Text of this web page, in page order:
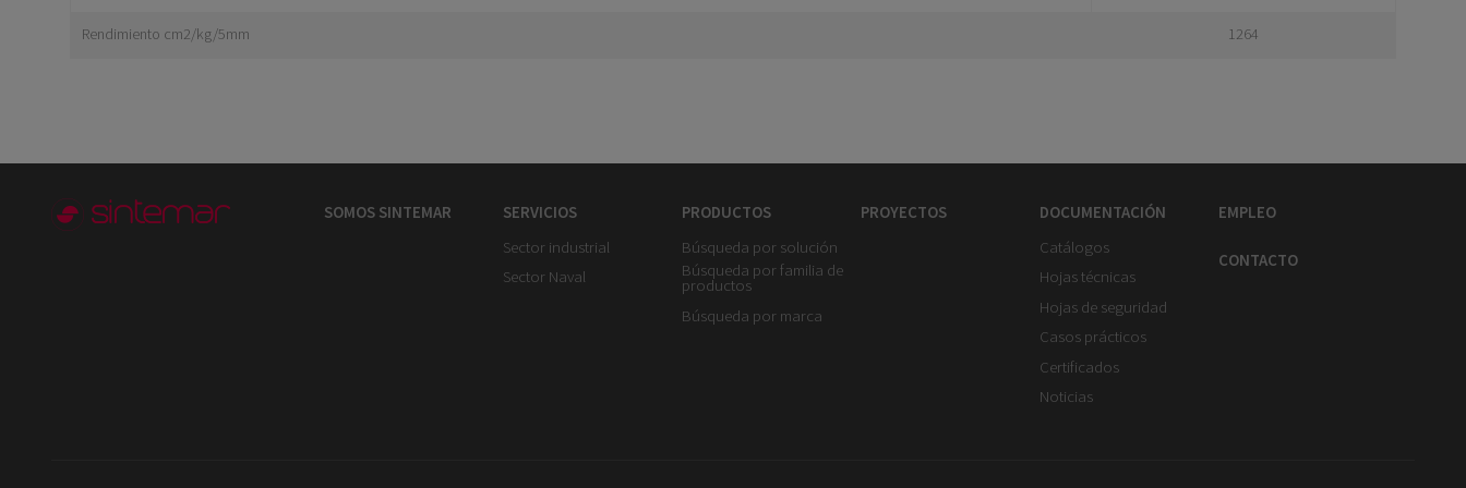
Rendimiento cm2/kg/5mm 1264
SOMOS SINTEMAR
SERVICIOS
Sector industrial
Sector Naval
PRODUCTOS
Búsqueda por solución
Búsqueda por familia de
productos
Búsqueda por marca
PROYECTOS
DOCUMENTACIÓN
Catálogos
Hojas técnicas
Hojas de seguridad
Casos prácticos
Certificados
Noticias
EMPLEO
CONTACTO